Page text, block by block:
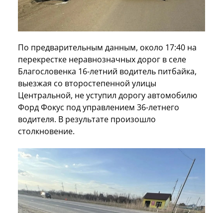
По предварительным данным, около 17:40 на
перекрестке неравнозначных дорог в селе
Благословенка 16-летний водитель питбайка,
выезжая со второстепенной улицы
Центральной, не уступил дорогу автомобилю
Форд Фокус под управлением 36-летнего
водителя. В результате произошло
столкновение.